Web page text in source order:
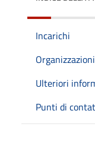
Incarichi
Organizzazioni
Ulteriori
Punti di